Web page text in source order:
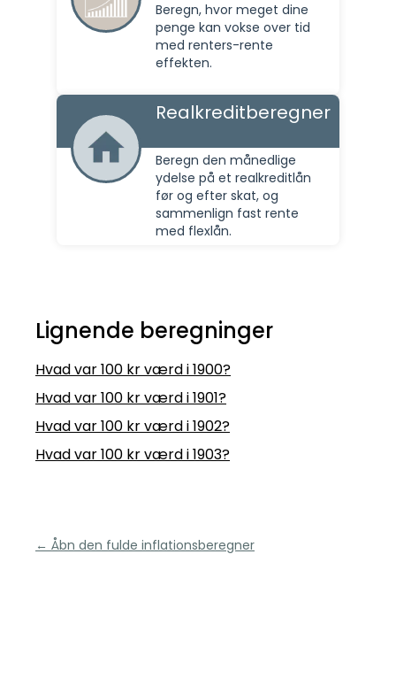
Beregn, hvor meget dine
penge kan vokse over tid
med renters-rente
effekten.
Realkreditberegner
Beregn den månedlige
ydelse på et realkreditlån
før og efter skat, og
sammenlign fast rente
med flexlån.
Lignende beregninger
Hvad var 100 kr værd i 1900?
Hvad var 100 kr værd i 1901?
Hvad var 100 kr værd i 1902?
Hvad var 100 kr værd i 1903?
← Åbn den fulde inflationsberegner